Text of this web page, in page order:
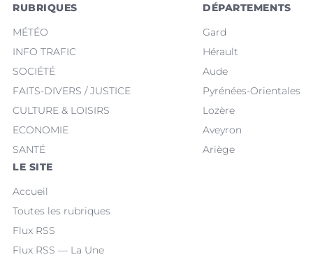
RUBRIQUES
MÉTÉO
INFO TRAFIC
SOCIÉTÉ
FAITS-DIVERS / JUSTICE
CULTURE & LOISIRS
ECONOMIE
SANTÉ
DÉPARTEMENTS
Gard
Hérault
Aude
Pyrénées-Orientales
Lozère
Aveyron
Ariège
LE SITE
Accueil
Toutes les rubriques
Flux RSS
Flux RSS — La Une